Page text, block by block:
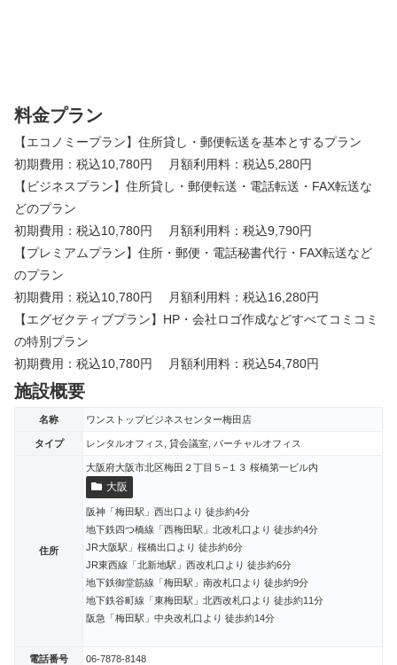
料金プラン
【エコノミープラン】住所貸し・郵便転送を基本とするプラン
初期費用：税込10,780円 月額利用料：税込5,280円
【ビジネスプラン】住所貸し・郵便転送・電話転送・FAX転送な
どのプラン
初期費用：税込10,780円 月額利用料：税込9,790円
【プレミアムプラン】住所・郵便・電話秘書代行・FAX転送など
のプラン
初期費用：税込10,780円 月額利用料：税込16,280円
【エグゼクティブプラン】HP・会社ロゴ作成などすべてコミコミ
の特別プラン
初期費用：税込10,780円 月額利用料：税込54,780円
施設概要
名称 ワンストップビジネスセンター梅田店
タイプ レンタルオフィス, 貸会議室, バーチャルオフィス
住所
大阪府大阪市北区梅田２丁目５−１３ 桜橋第一ビル内
大阪
阪神「梅田駅」西出口より 徒歩約4分
地下鉄四つ橋線「西梅田駅」北改札口より 徒歩約4分
JR大阪駅」桜橋出口より 徒歩約6分
JR東西線「北新地駅」西改札口より 徒歩約6分
地下鉄御堂筋線「梅田駅」南改札口より 徒歩約9分
地下鉄谷町線「東梅田駅」北西改札口より 徒歩約11分
阪急「梅田駅」中央改札口より 徒歩約14分
電話番号 06-7878-8148